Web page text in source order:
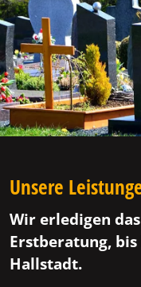
Unsere
Wir erledigen
Erstberatung,
Hallstadt.